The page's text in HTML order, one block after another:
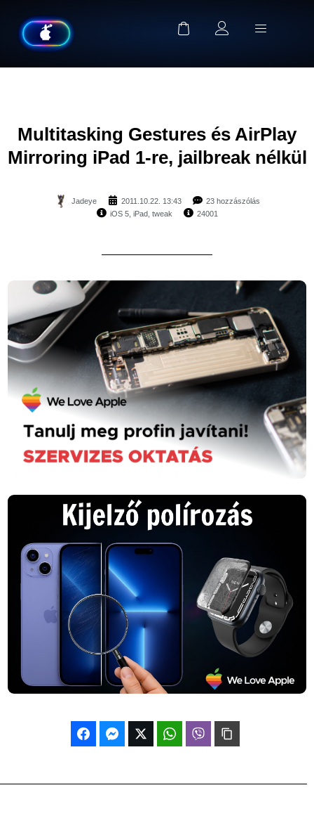
Multitasking Gestures és AirPlay
Mirroring iPad 1-re, jailbreak nélkül
Jadeye 2011.10.22. 13:43
23 hozzászólás
iOS 5, iPad, tweak 24001